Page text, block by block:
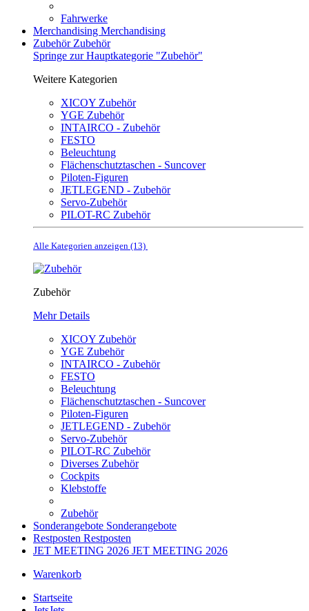
Fahrwerke
Merchandising Merchandising
Zubehör Zubehör
Springe zur Hauptkategorie "Zubehör"
Weitere Kategorien
XICOY Zubehör
YGE Zubehör
INTAIRCO - Zubehör
FESTO
Beleuchtung
Flächenschutztaschen - Suncover
Piloten-Figuren
JETLEGEND - Zubehör
Servo-Zubehör
PILOT-RC Zubehör
Alle Kategorien anzeigen (13)
Zubehör
Mehr Details
XICOY Zubehör
YGE Zubehör
INTAIRCO - Zubehör
FESTO
Beleuchtung
Flächenschutztaschen - Suncover
Piloten-Figuren
JETLEGEND - Zubehör
Servo-Zubehör
PILOT-RC Zubehör
Diverses Zubehör
Cockpits
Klebstoffe
Zubehör
Sonderangebote Sonderangebote
Restposten Restposten
JET MEETING 2026 JET MEETING 2026
Warenkorb
Startseite